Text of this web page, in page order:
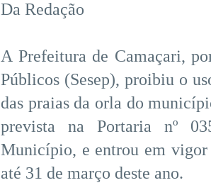
Da Redação
A Prefeitura de Camaçari,
Públicos (Sesep), proibiu o
das praias da orla do
prevista na Portaria nº
Município, e entrou em vigor
até 31 de março deste ano.